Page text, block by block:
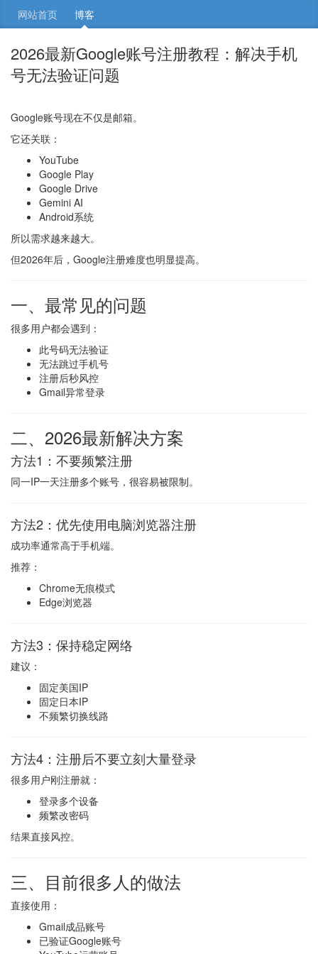
网站首页 博客
2026最新Google账号注册教程：解决手机
号无法验证问题
Google账号现在不仅是邮箱。
它还关联：
YouTube
Google Play
Google Drive
Gemini AI
Android系统
所以需求越来越大。
但2026年后，Google注册难度也明显提高。
一、最常见的问题
很多用户都会遇到：
此号码无法验证
无法跳过手机号
注册后秒风控
Gmail异常登录
二、2026最新解决方案
方法1：不要频繁注册
同一IP一天注册多个账号，很容易被限制。
方法2：优先使用电脑浏览器注册
成功率通常高于手机端。
推荐：
Chrome无痕模式
Edge浏览器
方法3：保持稳定网络
建议：
固定美国IP
固定日本IP
不频繁切换线路
方法4：注册后不要立刻大量登录
很多用户刚注册就：
登录多个设备
频繁改密码
结果直接风控。
三、目前很多人的做法
直接使用：
Gmail成品账号
已验证Google账号